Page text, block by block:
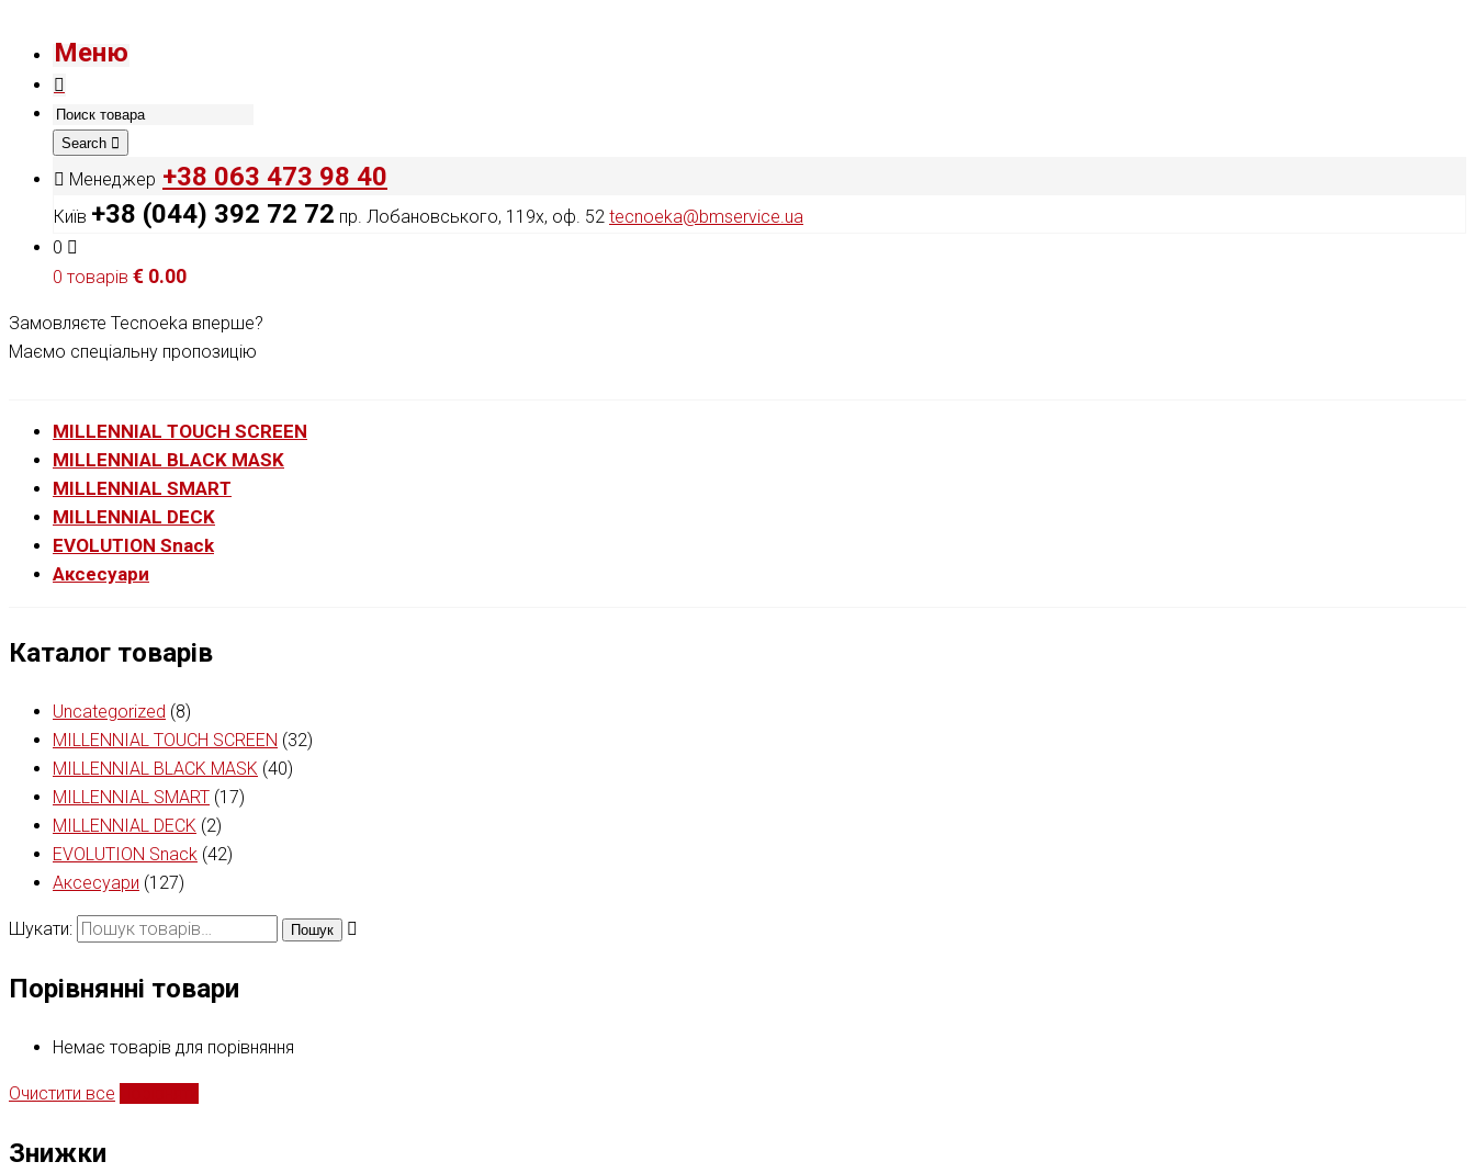
Меню
Search
Менеджер +38 063 473 98 40
Київ +38 (044) 392 72 72 пр. Лобановського, 119х, оф. 52 tecnoeka@bmservice.ua
0
0 товарів € 0.00
Замовляєте Tecnoeka вперше?
Маємо спеціальну пропозицію
MILLENNIAL TOUCH SCREEN
MILLENNIAL BLACK MASK
MILLENNIAL SMART
MILLENNIAL DECK
EVOLUTION Snack
Аксесуари
Каталог товарів
Uncategorized (8)
MILLENNIAL TOUCH SCREEN (32)
MILLENNIAL BLACK MASK (40)
MILLENNIAL SMART (17)
MILLENNIAL DECK (2)
EVOLUTION Snack (42)
Аксесуари (127)
Шукати: Пошук
Порівнянні товари
Немає товарів для порівняння
Очистити все
Знижки